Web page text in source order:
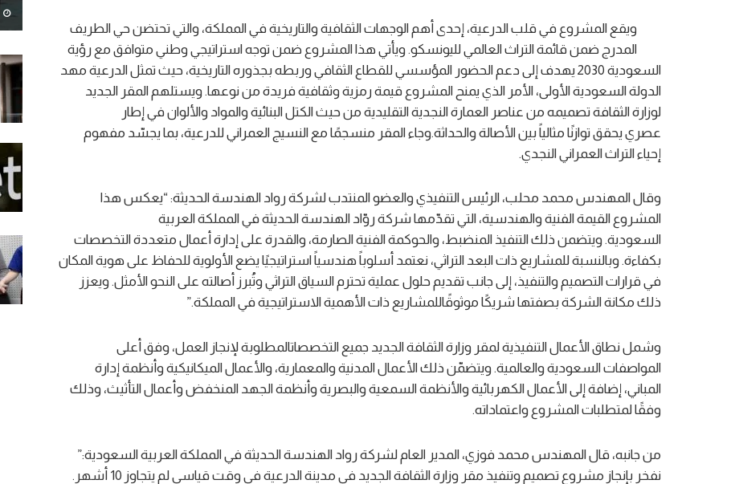
ويقع المشروع في قلب الدرعية، إحدى أهم الوجهات الثقافية والتاريخية في المملكة، والتي تحتضن حي الطريف
المدرج ضمن قائمة التراث العالمي لليونسكو. ويأتي هذا المشروع ضمن توجه استراتيجي وطني متوافق مع رؤية
السعودية 2030 يهدف إلى دعم الحضور المؤسسي للقطاع الثقافي وربطه بجذوره التاريخية، حيث تمثل الدرعية مهد
الدولة السعودية الأولى، الأمر الذي يمنح المشروع قيمة رمزية وثقافية فريدة من نوعها. ويستلهم المقر الجديد
لوزارة الثقافة تصميمه من عناصر العمارة النجدية التقليدية من حيث الكتل البنائية والمواد والألوان في إطار
عصري يحقق توازنًا مثالياً بين الأصالة والحداثة.وجاء المقر منسجمًا مع النسيج العمراني للدرعية، بما يجسّد مفهوم
إحياء التراث العمراني النجدي.
وقال المهندس محمد محلب، الرئيس التنفيذي والعضو المنتدب لشركة رواد الهندسة الحديثة: “يعكس هذا
المشروع القيمة الفنية والهندسية، التي تقدّمها شركة روّاد الهندسة الحديثة في المملكة العربية
السعودية. ويتضمن ذلك التنفيذ المنضبط، والحوكمة الفنية الصارمة، والقدرة على إدارة أعمال متعددة التخصصات
بكفاءة. وبالنسبة للمشاريع ذات البعد التراثي، نعتمد أسلوباً هندسياً استراتيجيًا يضع الأولوية للحفاظ على هوية المكان
في قرارات التصميم والتنفيذ، إلى جانب تقديم حلول عملية تحترم السياق التراثي وتُبرز أصالته على النحو الأمثل. ويعزز
ذلك مكانة الشركة بصفتها شريكًا موثوقًاللمشاريع ذات الأهمية الاستراتيجية في المملكة.”
وشمل نطاق الأعمال التنفيذية لمقر وزارة الثقافة الجديد جميع التخصصاتالمطلوبة لإنجاز العمل، وفق أعلى
المواصفات السعودية والعالمية. ويتضمّن ذلك الأعمال المدنية والمعمارية، والأعمال الميكانيكية وأنظمة إدارة
المباني، إضافة إلى الأعمال الكهربائية والأنظمة السمعية والبصرية وأنظمة الجهد المنخفض وأعمال التأثيث، وذلك
وفقًا لمتطلبات المشروع واعتماداته.
من جانبه، قال المهندس محمد فوزي، المدير العام لشركة رواد الهندسة الحديثة في المملكة العربية السعودية:”
نفخر بإنجاز مشروع تصميم وتنفيذ مقر وزارة الثقافة الجديد في مدينة الدرعية في وقت قياسي لم يتجاوز 10 أشهر.